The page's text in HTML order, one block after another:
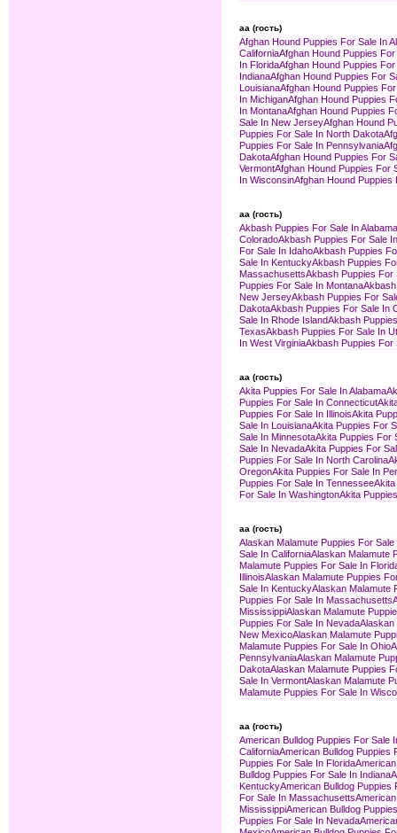
aa (гость)
Afghan Hound Puppies For Sale In
CaliforniaAfghan Hound Puppies
In FloridaAfghan Hound Puppies
IndianaAfghan Hound Puppies For
LouisianaAfghan Hound Puppies
In MichiganAfghan Hound Puppies
In MontanaAfghan Hound Puppies
Sale In New JerseyAfghan Hound
Puppies For Sale In North Dakota
Puppies For Sale In Pennsylvania
DakotaAfghan Hound Puppies For
VermontAfghan Hound Puppies For
In WisconsinAfghan Hound Puppies
aa (гость)
Akbash Puppies For Sale In Alabama
ColoradoAkbash Puppies For Sale
For Sale In IdahoAkbash Puppies
Sale In KentuckyAkbash Puppies
MassachusettsAkbash Puppies For
Puppies For Sale In Montana
New JerseyAkbash Puppies For
DakotaAkbash Puppies For Sale In
Sale In Rhode IslandAkbash
TexasAkbash Puppies For Sale In
In West VirginiaAkbash Puppies For
aa (гость)
Akita Puppies For Sale In Alabama
Puppies For Sale In Connecticut
Puppies For Sale In IllinoisAkita
Sale In LouisianaAkita Puppies For
Sale In MinnesotaAkita Puppies For
Sale In NevadaAkita Puppies For
Puppies For Sale In North Carolina
OregonAkita Puppies For Sale In
Puppies For Sale In Tennessee
For Sale In WashingtonAkita
aa (гость)
Alaskan Malamute Puppies For Sale
Sale In CaliforniaAlaskan Malamute
Malamute Puppies For Sale In
IllinoisAlaskan Malamute Puppies
Sale In KentuckyAlaskan Malamute
Puppies For Sale In Massachusetts
MississippiAlaskan Malamute
Puppies For Sale In NevadaAlaskan
New MexicoAlaskan Malamute
Malamute Puppies For Sale In Ohio
PennsylvaniaAlaskan Malamute
DakotaAlaskan Malamute Puppies
Sale In VermontAlaskan Malamute
Malamute Puppies For Sale In
aa (гость)
American Bulldog Puppies For Sale
CaliforniaAmerican Bulldog Puppies
Puppies For Sale In Florida
Bulldog Puppies For Sale In Indiana
KentuckyAmerican Bulldog Puppies
For Sale In Massachusetts
MississippiAmerican Bulldog
Puppies For Sale In Nevada